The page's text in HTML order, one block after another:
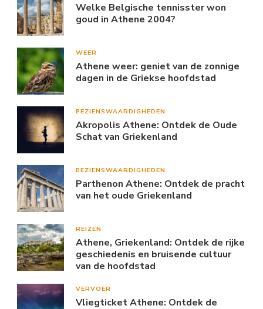
Welke Belgische tennisster won
goud in Athene 2004?
WEER
Athene weer: geniet van de zonnige
dagen in de Griekse hoofdstad
BEZIENSWAARDIGHEDEN
Akropolis Athene: Ontdek de Oude
Schat van Griekenland
BEZIENSWAARDIGHEDEN
Parthenon Athene: Ontdek de pracht
van het oude Griekenland
REIZEN
Athene, Griekenland: Ontdek de rijke
geschiedenis en bruisende cultuur
van de hoofdstad
VERVOER
Vliegticket Athene: Ontdek de